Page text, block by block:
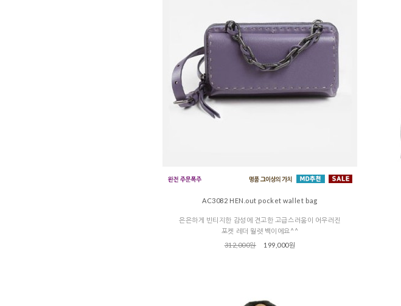
AC3082 HEN.out pocket wallet bag
은은하게 빈티지한 감성에 견고한 고급스러움이 어우러진
포켓 레더 월렛 백이에요^^
312,000원
199,000원